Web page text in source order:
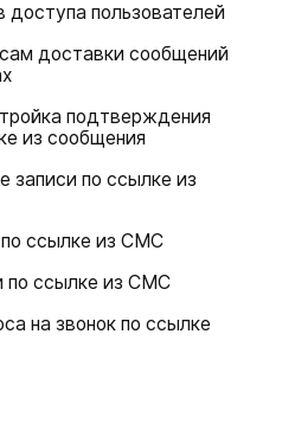
доступа пользователей
доставки сообщений
подтверждения
из сообщения
записи по ссылке из
ссылке из СМС
по ссылке из СМС
на звонок по ссылке